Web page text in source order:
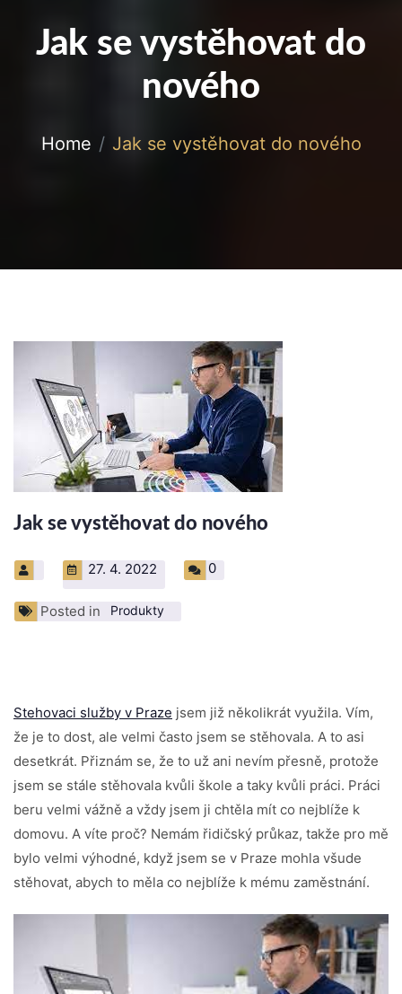
Jak se vystěhovat do
nového
Home Jak se vystěhovat do nového
Jak se vystěhovat do nového
27. 4. 2022 0
Posted in Produkty
Stehovaci služby v Praze jsem již několikrát využila. Vím,
že je to dost, ale velmi často jsem se stěhovala. A to asi
desetkrát. Přiznám se, že to už ani nevím přesně, protože
jsem se stále stěhovala kvůli škole a taky kvůli práci. Práci
beru velmi vážně a vždy jsem ji chtěla mít co nejblíže k
domovu. A víte proč? Nemám řidičský průkaz, takže pro mě
bylo velmi výhodné, když jsem se v Praze mohla všude
stěhovat, abych to měla co nejblíže k mému zaměstnání.